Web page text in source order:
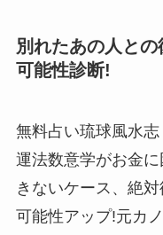
別れたあの人と
可能性診断!
無料占い琉球風水
運法数意学がお金
きないケース、絶
可能性アップ!元カ